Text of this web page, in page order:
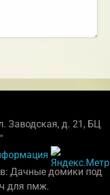
Заводская, д. 21, БЦ
Дачные домики под
для пмж.